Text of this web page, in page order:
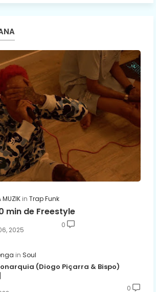
MUZIK Trap Funk
min de Freestyle
2025
0
Soul
(Diogo Piçarra & Bispo)
0